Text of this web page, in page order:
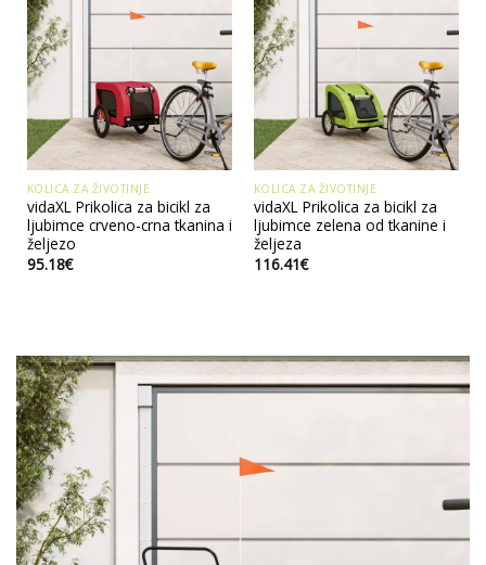
KOLICA ZA ŽIVOTINJE
vidaXL Prikolica za bicikl za
ljubimce crveno-crna tkanina i
željezo
95.18€
KOLICA ZA ŽIVOTINJE
vidaXL Prikolica za bicikl za
ljubimce zelena od tkanine i
željeza
116.41€